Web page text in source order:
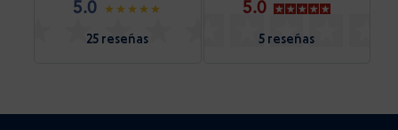
5.0
25 reseñas
5.0
5 reseñas